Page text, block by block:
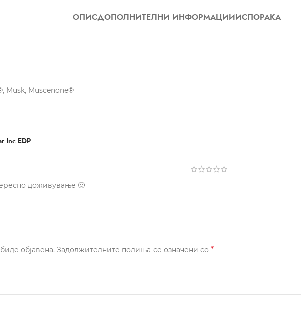
ОПИСДОПОЛНИТЕЛНИ ИНФОРМАЦИИИСПОРАКА
Musk, Muscenone®
Inc EDP
доживување 🙂
објавена. Задолжителните полиња се означени со *